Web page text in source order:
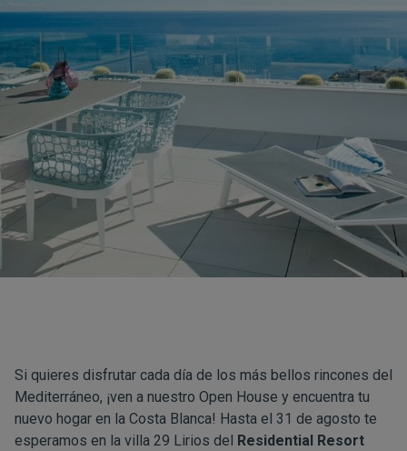
Si quieres disfrutar cada día de los más bellos rincones del
Mediterráneo, ¡ven a nuestro Open House y encuentra tu
nuevo hogar en la Costa Blanca! Hasta el 31 de agosto te
esperamos en la villa 29 Lirios del Residential Resort